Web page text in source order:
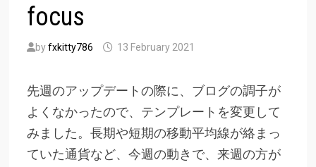
focus
byfxkitty786 13 February 2021
先週のアップデートの際に、ブログの調子が
よくなかったので、テンプレートを変更して
みました。長期や短期の移動平均線が絡まっ
ていた通貨など、今週の動きで、来週の方が